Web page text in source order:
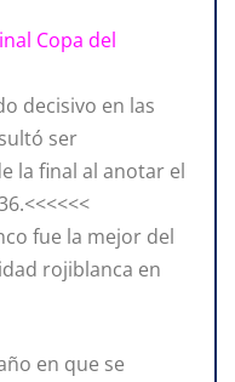
del
decisivo en las
ser
la final al anotar el
fue la mejor del
rojiblanca en
en que se